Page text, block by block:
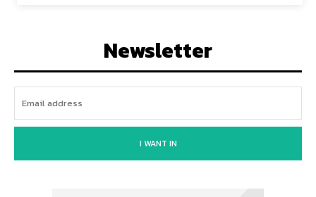
Newsletter
I WANT IN